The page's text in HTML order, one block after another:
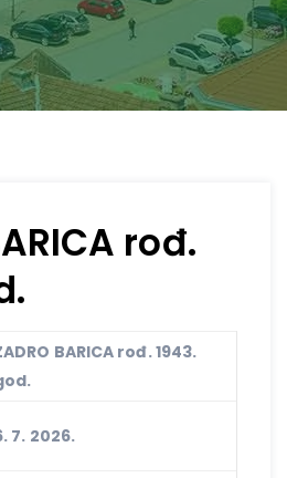
rođ.
BARICA rođ. 1943.
7. 2026.